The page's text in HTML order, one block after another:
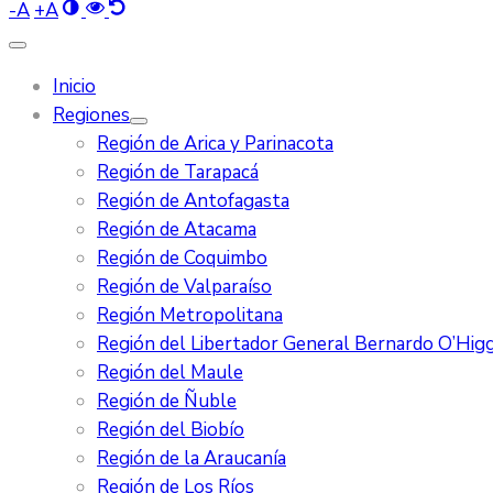
-A +A
Inicio
Regiones
Región de Arica y Parinacota
Región de Tarapacá
Región de Antofagasta
Región de Atacama
Región de Coquimbo
Región de Valparaíso
Región Metropolitana
Región del Libertador General Bernardo
Región del Maule
Región de Ñuble
Región del Biobío
Región de la Araucanía
Región de Los Ríos